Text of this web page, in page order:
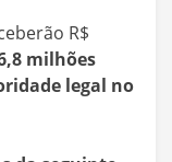
R$
milhões
legal no